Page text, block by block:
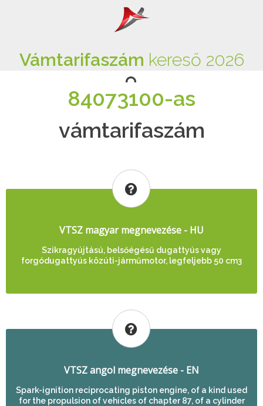
Vámtarifaszám kereső 2026
84073100-as
vámtarifaszám
VTSZ magyar megnevezése - HU
Szikragyújtású, belsőégésű dugattyús vagy
forgódugattyús közúti-járműmotor, legfeljebb 50 cm3
VTSZ angol megnevezése - EN
Spark-ignition reciprocating piston engine, of a kind used
for the propulsion of vehicles of chapter 87, of a cylinder